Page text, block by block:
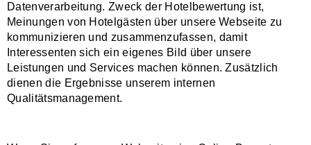
Datenverarbeitung. Zweck der Hotelbewertung ist,
Meinungen von Hotelgästen über unsere Webseite zu
kommunizieren und zusammenzufassen, damit
Interessenten sich ein eigenes Bild über unsere
Leistungen und Services machen können. Zusätzlich
dienen die Ergebnisse unserem internen
Qualitätsmanagement.